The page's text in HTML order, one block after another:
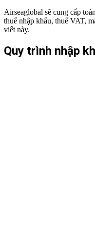
Airseaglobal sẽ cung cấp
thuế nhập khẩu, thuế VAT,
viết này.
Quy trình nhập